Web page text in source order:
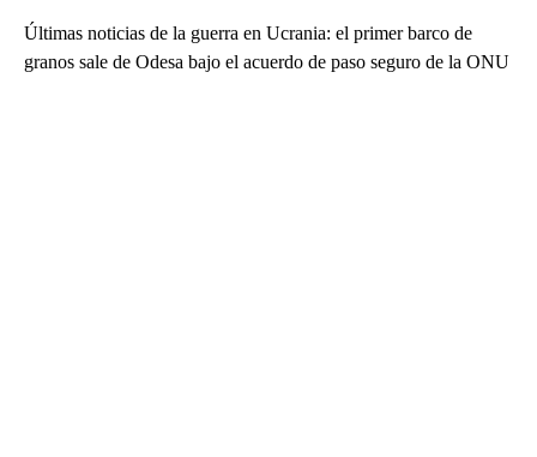
Últimas noticias de la guerra en Ucrania: el primer barco de
granos sale de Odesa bajo el acuerdo de paso seguro de la ONU